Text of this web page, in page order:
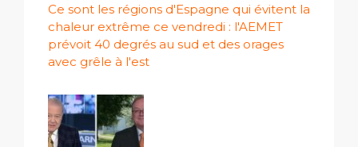
Ce sont les régions d'Espagne qui évitent la
chaleur extrême ce vendredi : l'AEMET
prévoit 40 degrés au sud et des orages
avec grêle à l'est